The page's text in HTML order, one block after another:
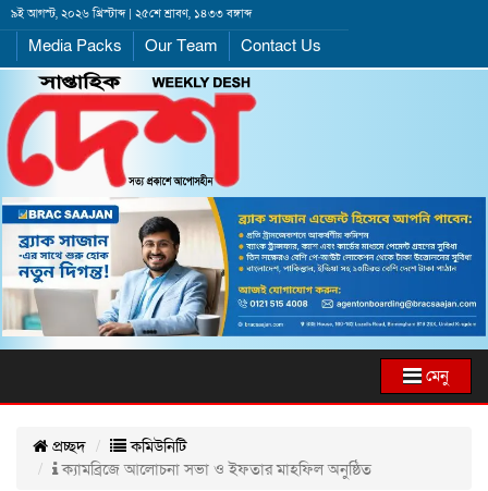
৯ই আগস্ট, ২০২৬ খ্রিস্টাব্দ | ২৫শে শ্রাবণ, ১৪৩৩ বঙ্গাব্দ
Media Packs Our Team Contact Us
মেনু
প্রচ্ছদ
কমিউনিটি
ক্যামব্রিজে আলোচনা সভা ও ইফতার মাহফিল অনুষ্ঠিত